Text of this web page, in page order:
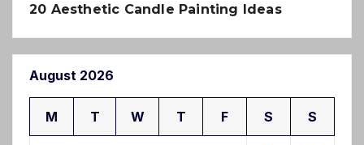
20 Aesthetic Candle Painting Ideas
August 2026
M T W T F S S